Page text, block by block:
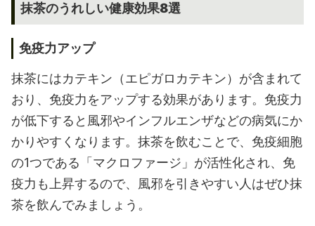
抹茶のうれしい健康効果8選
免疫力アップ
抹茶にはカテキン（エピガロカテキン）が含まれて
おり、免疫力をアップする効果があります。免疫力
が低下すると風邪やインフルエンザなどの病気にか
かりやすくなります。抹茶を飲むことで、免疫細胞
の1つである「マクロファージ」が活性化され、免
疫力も上昇するので、風邪を引きやすい人はぜひ抹
茶を飲んでみましょう。